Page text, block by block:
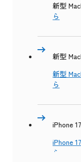
新型
ら
新型
新型
ら
iPhone
iPhone
ら